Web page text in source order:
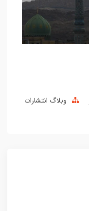
وبلاگ انتشارات